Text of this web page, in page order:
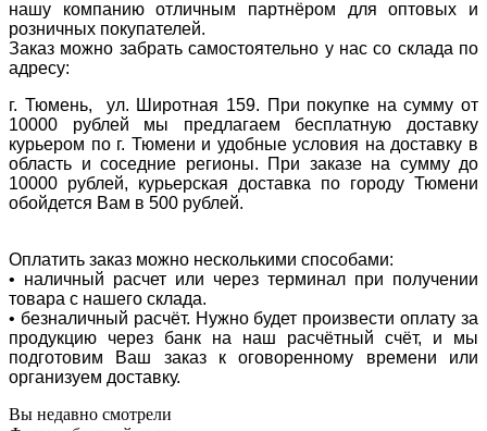
нашу компанию отличным партнёром для оптовых и
розничных покупателей.
Заказ можно забрать самостоятельно у нас со склада по
адресу:
г. Тюмень, ул. Широтная 159. При покупке на сумму от
10000 рублей мы предлагаем бесплатную доставку
курьером по г. Тюмени и удобные условия на доставку в
область и соседние регионы. При заказе на сумму до
10000 рублей, курьерская доставка по городу Тюмени
обойдется Вам в 500 рублей.
Оплатить заказ можно несколькими способами:
• наличный расчет или через терминал при получении
товара с нашего склада.
• безналичный расчёт. Нужно будет произвести оплату за
продукцию через банк на наш расчётный счёт, и мы
подготовим Ваш заказ к оговоренному времени или
организуем доставку.
Вы недавно смотрели